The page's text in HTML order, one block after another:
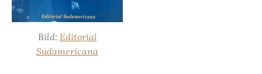
Bild: Editorial
Sudamericana